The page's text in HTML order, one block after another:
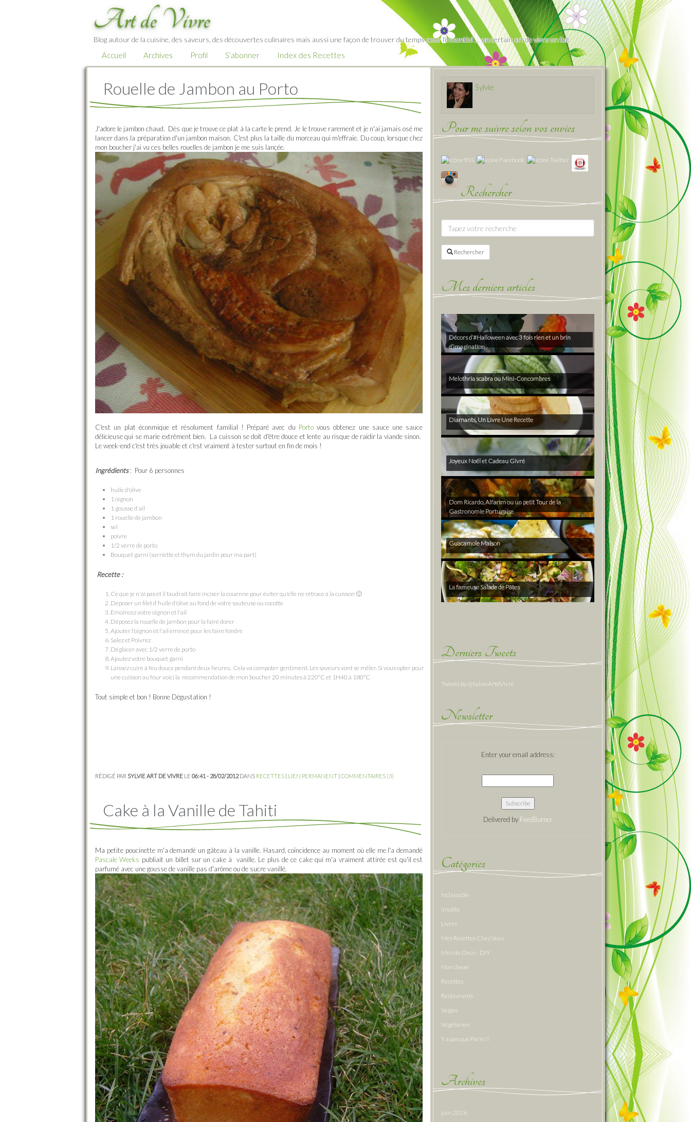
Art de Vivre
Blog autour de la cuisine, des saveurs, des découvertes culinaires mais aussi une façon de trouver du temps pour l'essentiel … un certain art de vivre en fait
Accueil Archives Profil S’abonner Index des Recettes
Rouelle de Jambon au Porto
J'adore le jambon chaud. Dès que je trouve ce plat à la carte le prend. Je le trouve rarement et je n'ai jamais osé me
lancer dans la préparation d'un jambon maison. C'est plus la taille du morceau qui m'effraie. Du coup, lorsque chez
mon boucher j'ai vu ces belles rouelles de jambon je me suis lançée.
C'est un plat éconmique et résolument familial ! Préparé avec du Portovous obtenez une sauce une sauce
délicieuse qui se marie extrêment bien. La cuisson se doit d'être douce et lente au risque de raidir la viande sinon.
Le week-end c'est très jouable et c'est vraiment à tester surtout en fin de mois !
Ingrédients: Pour 6 personnes
huile d'olive
1 oignon
1 gousse d'ail
1 rouelle de jambon
sel
poivre
1/2 verre de porto
Bouquet garni (sarriette et thym du jardin pour ma part)
Recette :
Ce que je n'ai pas et il faudrait faire inciser la couenne pour éviter qu'elle ne rétrace à la cuisson 🙂
Déposer un filet d'huile d'olive au fond de votre sauteuse ou cocotte
Emoincez votre oignon et l'ail
Déposez la rouelle de jambon pour la faire dorer
Ajouter l'oignon et l'ail émincé pour les faire fondre
Salez et Poivrez
Déglacer avec 1/2 verre de porto
Ajoutez votre bouquet garni
Laissez cuire à feu doucx pendant deux heures. Cela va compoter gentiment. Les saveurs vont se mêler. Si vous opter pour
une cuisson au four voici la recommendation de mon boucher 20 minutes à 220°C et 1H40 à 180°C
Tout simple et bon ! Bonne Dégustation !
RÉDIGÉ PAR SYLVIE ART DE VIVRE LE 06:41 - 28/02/2012DANS RECETTES LIEN PERMANENT COMMENTAIRES (3)
Cake à la Vanille de Tahiti
Ma petite poucinette m'a demandé un gâteau à la vanille. Hasard, coïncidence au moment où elle me l'a demandé
Pascale Weeks publiait un billet sur un cake à vanille. Le plus de ce cake qui m'a vraiment attirée est qu'il est
parfumé avec une gousse de vanille pas d'arôme ou de sucre vanillé.
Sylvie
Pour me suivre selon vos envies
Rechercher
Rechercher
Mes derniers articles
Décors d’#Halloween avec 3 fois rien et un brin
d’imagination
Melothria scabra ou Mini-Concombres
Diamants, Un Livre Une Recette
Joyeux Noël et Cadeau Givré
Dom Ricardo, Alfarim ou un petit Tour de la
Gastronomie Portugaise
Guacamole Maison
La fameuse Salade de Pâtes
Derniers Tweets
Tweets by @SylvieArtdVivre
Newsletter
Enter your email address:
Delivered by FeedBurner
Catégories
Inclassable
Insolite
Livres
Mes Recettes Chez Vous
Minute Deco - DIY
Non classé
Recettes
Restaurants
Vegan
Végétarien
Y a pas que Paris !!!
Archives
juin 2026